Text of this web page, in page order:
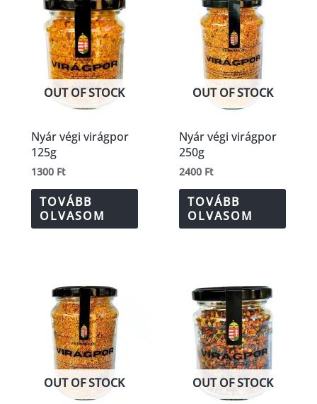
OUT OF STOCK
Nyár végi virágpor
125g
1300 Ft
TOVÁBB
OLVASOM
OUT OF STOCK
Nyár végi virágpor
250g
2400 Ft
TOVÁBB
OLVASOM
OUT OF STOCK OUT OF STOCK